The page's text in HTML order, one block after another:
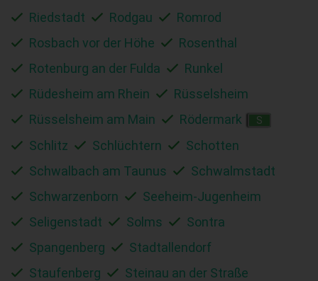
Riedstadt
Rodgau
Romrod
Rosbach vor der Höhe
Rosenthal
Rotenburg an der Fulda
Runkel
Rüdesheim am Rhein
Rüsselsheim
Rüsselsheim am Main
Rödermark S
Schlitz Schlüchtern
Schotten
Schwalbach am Taunus
Schwalmstadt
Schwarzenborn
Seeheim-Jugenheim
Seligenstadt
Solms
Sontra
Spangenberg
Stadtallendorf
Staufenberg
Steinau an der Straße